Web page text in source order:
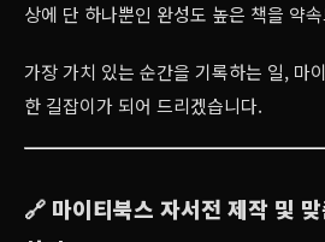
상에 단 하나뿐인 완성도 높은 책을 약
가장 가치 있는 순간을 기록하는 일, 마
한 길잡이가 되어 드리겠습니다.
🔗 마이티북스 자서전 제작 및